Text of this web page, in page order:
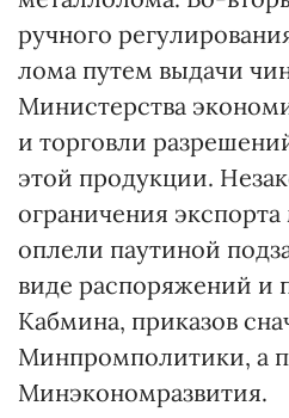
ручного
лома путем выдачи
Министерства
и торговли
этой продукции.
ограничения
оплели паутиной
виде распоряжений и
Кабмина, приказов
Минпромполитики, а
Минэкономразвития.